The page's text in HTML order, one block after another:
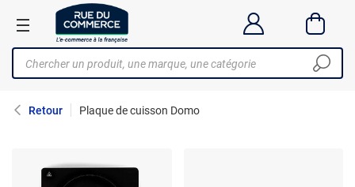
Retour Plaque de cuisson Domo